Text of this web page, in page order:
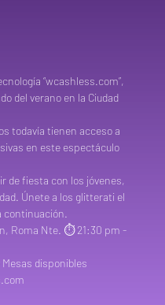
“wcashless.com”,
del verano en la Ciudad
todavía tienen acceso a
en este espectáculo
de fiesta con los jóvenes,
Únete a los glitterati el
continuación.
Roma Nte. ⏱️ 21:30 pm -
disponibles